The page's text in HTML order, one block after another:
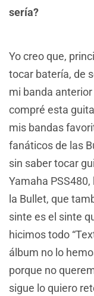
sería?
Yo creo que,
tocar batería, de
mi banda
compré esta
mis bandas
fanáticos de las
sin saber tocar
Yamaha
la Bullet, que
sinte es el sinte
hicimos todo
álbum no lo
porque no
sigue lo quiero